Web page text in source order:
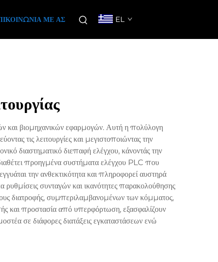
ΜΕ ΑΣ EL
και βιομηχανικών εφαρμογών. Αυτή η πολύλογη
τις λειτουργίες και μεγιστοποιώντας την
διαστηματικό διεπαφή ελέγχου, κάνοντάς την
προηγμένα συστήματα ελέγχου PLC που
την ανθεκτικότητα και πληροφορεί αυστηρά
συνταγών και ικανότητες παρακολούθησης
διατροφής, συμπεριλαμβανομένων των κόμματος,
και προστασία από υπερφόρτωση, εξασφαλίζουν
σε διάφορες διατάξεις εγκαταστάσεων ενώ